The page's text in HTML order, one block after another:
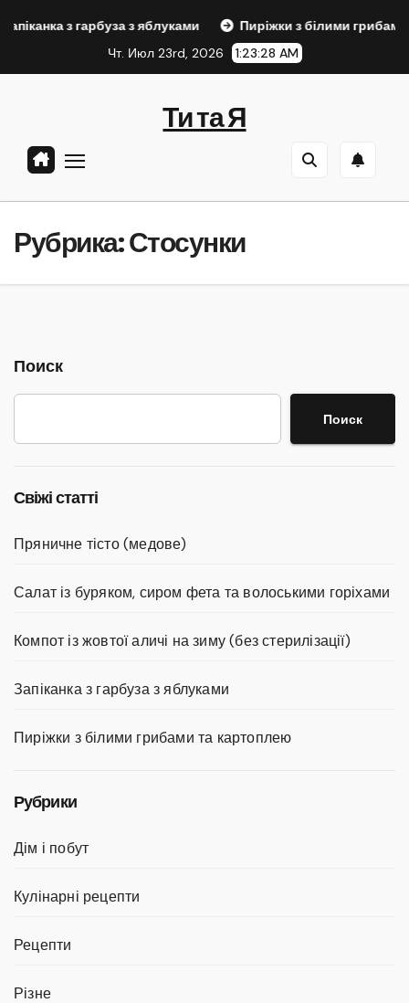
з гарбуза з яблуками
Пиріжки з білими грибами
Чт. Июл 23rd, 2026
1:23:28 AM
Ти та Я
Рубрика:Стосунки
Поиск
Поиск
Свіжі статті
Пряничне тісто (медове)
Салат із буряком, сиром фета та волоськими горіхами
Компот із жовтої аличі на зиму (без стерилізації)
Запіканка з гарбуза з яблуками
Пиріжки з білими грибами та картоплею
Рубрики
Дім і побут
Кулінарні рецепти
Рецепти
Різне